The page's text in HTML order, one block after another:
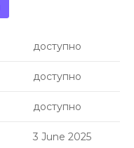
доступно
доступно
доступно
3 June 2025